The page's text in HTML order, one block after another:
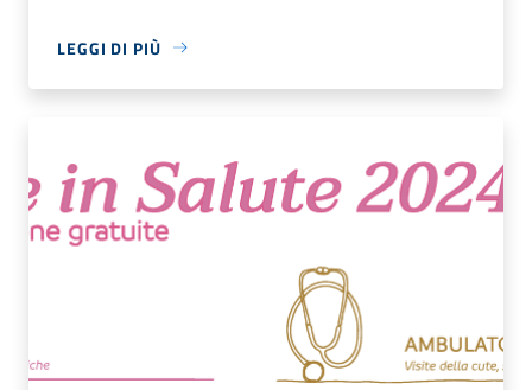
LEGGI DI PIÙ